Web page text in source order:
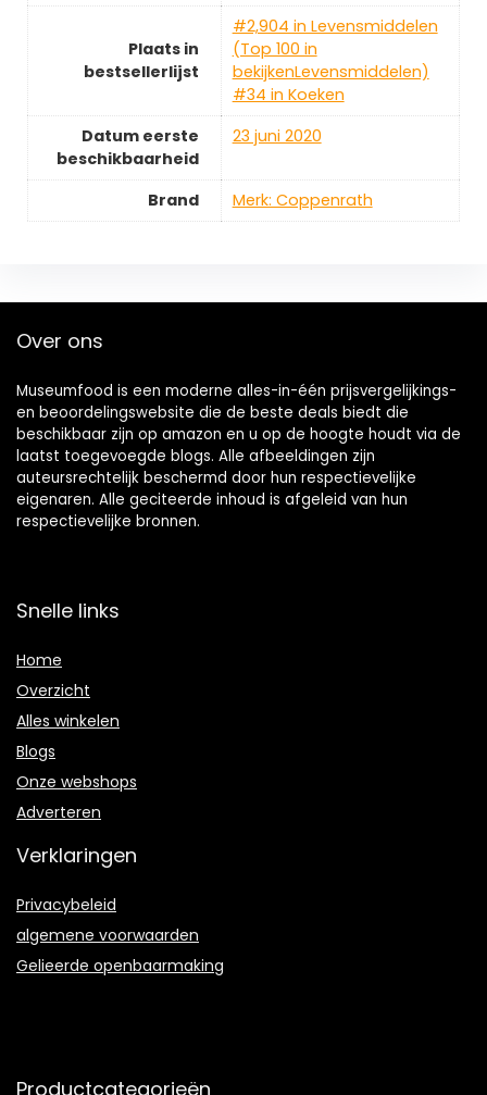
Plaats in
bestsellerlijst
#2,904 in Levensmiddelen
(Top 100 in
bekijkenLevensmiddelen)
#34 in Koeken
Datum eerste
beschikbaarheid
23 juni 2020
Brand Merk: Coppenrath
Over ons
Museumfood is een moderne alles-in-één prijsvergelijkings-
en beoordelingswebsite die de beste deals biedt die
beschikbaar zijn op amazon en u op de hoogte houdt via de
laatst toegevoegde blogs. Alle afbeeldingen zijn
auteursrechtelijk beschermd door hun respectievelijke
eigenaren. Alle geciteerde inhoud is afgeleid van hun
respectievelijke bronnen.
Snelle links
Home
Overzicht
Alles winkelen
Blogs
Onze webshops
Adverteren
Verklaringen
Privacybeleid
algemene voorwaarden
Gelieerde openbaarmaking
Productcategorieën